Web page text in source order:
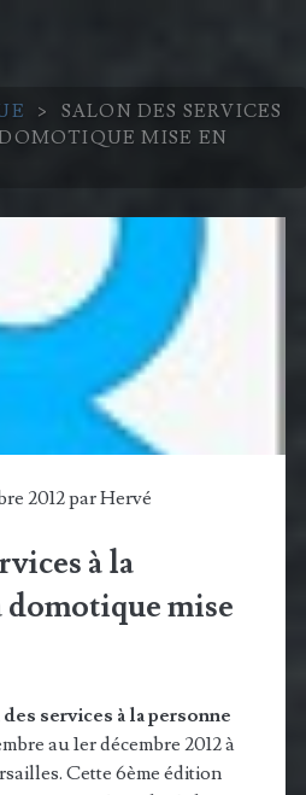
>
SALON DES SERVICES
MISE EN
2012 parHervé
à la
domotique mise
services à la personne
au 1er décembre 2012 à
Cette 6ème édition